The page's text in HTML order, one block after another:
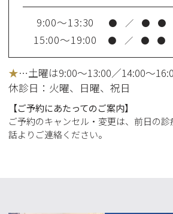
9:00～13:30 ● ／ ● ●
15:00～19:00 ● ／ ● ●
★…土曜は9:00～13:00／14:00～
休診日：火曜、日曜、祝日
【ご予約にあたってのご案内】
ご予約のキャンセル・変更は、前日の
話よりご連絡ください。